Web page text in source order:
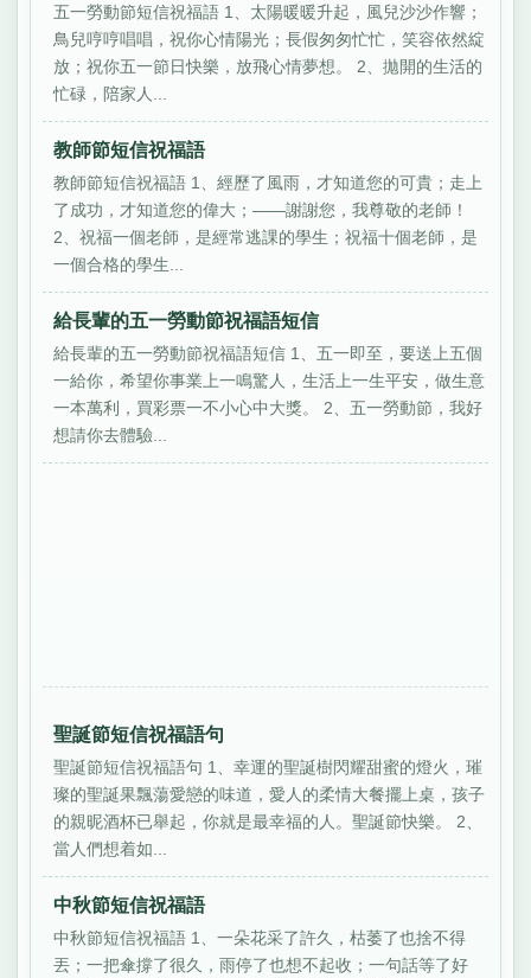
五一勞動節短信祝福語 1、太陽暖暖升起，風兒沙沙作響；
鳥兒哼哼唱唱，祝你心情陽光；長假匆匆忙忙，笑容依然綻
放；祝你五一節日快樂，放飛心情夢想。 2、拋開的生活的
忙碌，陪家人...
教師節短信祝福語
教師節短信祝福語 1、經歷了風雨，才知道您的可貴；走上
了成功，才知道您的偉大；——謝謝您，我尊敬的老師！
2、祝福一個老師，是經常逃課的學生；祝福十個老師，是
一個合格的學生...
給長輩的五一勞動節祝福語短信
給長輩的五一勞動節祝福語短信 1、五一即至，要送上五個
一給你，希望你事業上一鳴驚人，生活上一生平安，做生意
一本萬利，買彩票一不小心中大獎。 2、五一勞動節，我好
想請你去體驗...
聖誕節短信祝福語句
聖誕節短信祝福語句 1、幸運的聖誕樹閃耀甜蜜的燈火，璀
璨的聖誕果飄蕩愛戀的味道，愛人的柔情大餐擺上桌，孩子
的親昵酒杯已舉起，你就是最幸福的人。聖誕節快樂。 2、
當人們想着如...
中秋節短信祝福語
中秋節短信祝福語 1、一朵花采了許久，枯萎了也捨不得
丟；一把傘撐了很久，雨停了也想不起收；一句話等了好